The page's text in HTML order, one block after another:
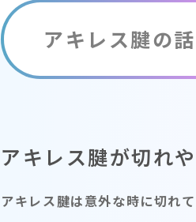
アキレス腱の話
アキレス腱が切れ
アキレス腱は意外な時に切れて